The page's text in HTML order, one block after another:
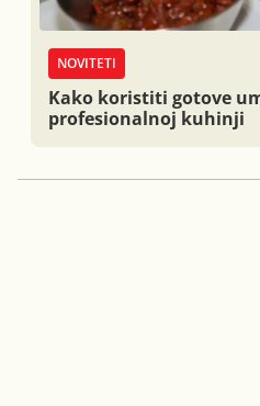
NOVITETI
Kako koristiti gotove
profesionalnoj kuhinji